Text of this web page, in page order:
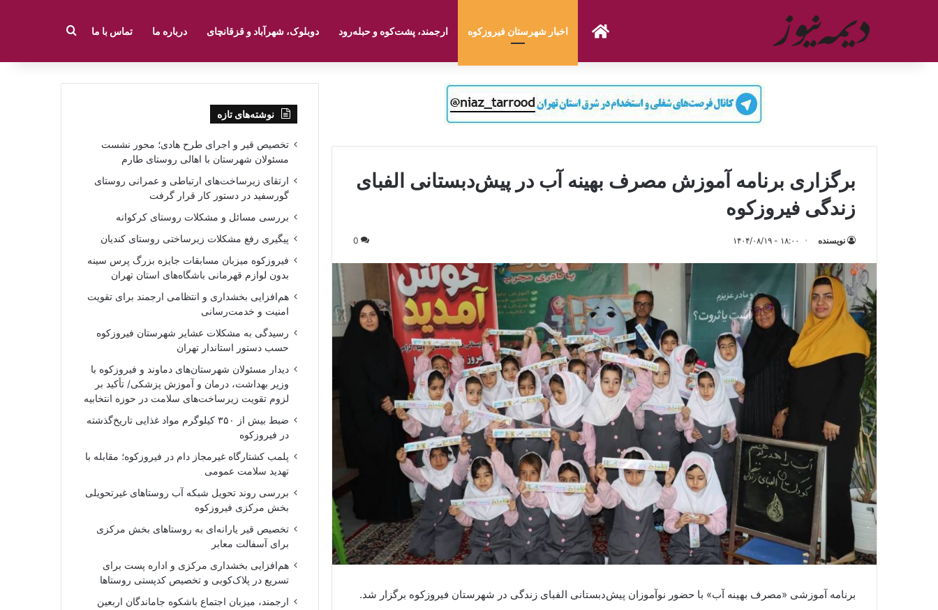
صفحه نخست
اخبار شهرستان فیروزکوه ارجمند، پشت‌کوه و حبله‌رود دوبلوک، شهرآباد و قزقانچای درباره ما تماس با ما جستجو برای
برگزاری برنامه آموزش مصرف بهینه آب در پیش‌دبستانی الفبای
زندگی فیروزکوه
نویسنده ۱۸:۰۰ - ۱۴۰۴/۰۸/۱۹ 0
برنامه آموزشی «مصرف بهینه آب» با حضور نوآموزان پیش‌دبستانی الفبای زندگی در شهرستان فیروزکوه برگزار شد.
نوشته‌های تازه
تخصیص قیر و اجرای طرح هادی؛ محور نشست
مسئولان شهرستان با اهالی روستای طارم
ارتقای زیرساخت‌های ارتباطی و عمرانی روستای
گورسفید در دستور کار قرار گرفت
بررسی مسائل و مشکلات روستای کرکوانه
پیگیری رفع مشکلات زیرساختی روستای کندیان
فیروزکوه میزبان مسابقات جایزه بزرگ پرس سینه
بدون لوازم قهرمانی باشگاه‌های استان تهران
هم‌افزایی بخشداری و انتظامی ارجمند برای تقویت
امنیت و خدمت‌رسانی
رسیدگی به مشکلات عشایر شهرستان فیروزکوه
حسب دستور استاندار تهران
دیدار مسئولان شهرستان‌های دماوند و فیروزکوه با
وزیر بهداشت، درمان و آموزش پزشکی/ تأکید بر
لزوم تقویت زیرساخت‌های سلامت در حوزه انتخابیه
ضبط بیش از ۳۵۰ کیلوگرم مواد غذایی تاریخ‌گذشته
در فیروزکوه
پلمب کشتارگاه غیرمجاز دام در فیروزکوه؛ مقابله با
تهدید سلامت عمومی
بررسی روند تحویل شبکه آب روستاهای غیرتحویلی
بخش مرکزی فیروزکوه
تخصیص قیر یارانه‌ای به روستاهای بخش مرکزی
برای آسفالت معابر
هم‌افزایی بخشداری مرکزی و اداره پست برای
تسریع در پلاک‌کوبی و تخصیص کدپستی روستاها
ارجمند، میزبان اجتماع باشکوه جاماندگان اربعین